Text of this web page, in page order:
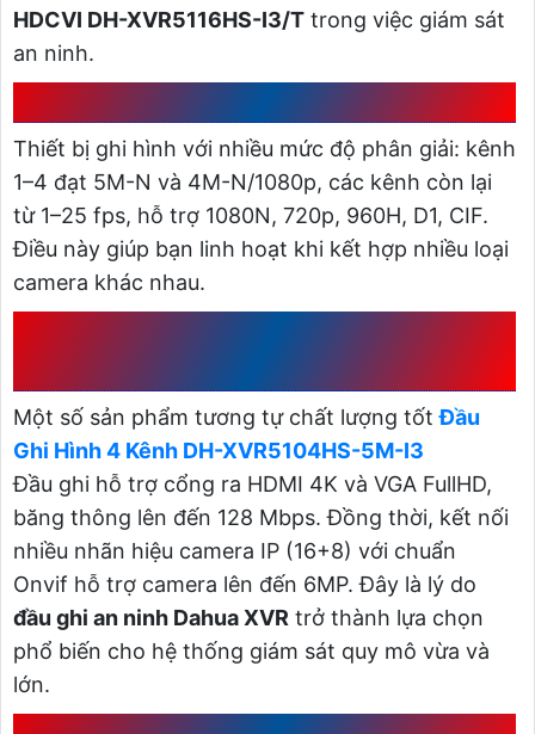
HDCVI DH-XVR5116HS-I3/T trong việc giám sát
an ninh.
Thiết bị ghi hình với nhiều mức độ phân giải: kênh
1–4 đạt 5M-N và 4M-N/1080p, các kênh còn lại
từ 1–25 fps, hỗ trợ 1080N, 720p, 960H, D1, CIF.
Điều này giúp bạn linh hoạt khi kết hợp nhiều loại
camera khác nhau.
Một số sản phẩm tương tự chất lượng tốtĐầu
Ghi Hình 4 Kênh DH-XVR5104HS-5M-I3
Đầu ghi hỗ trợ cổng ra HDMI 4K và VGA FullHD,
băng thông lên đến 128 Mbps. Đồng thời, kết nối
nhiều nhãn hiệu camera IP (16+8) với chuẩn
Onvif hỗ trợ camera lên đến 6MP. Đây là lý do
đầu ghi an ninh Dahua XVR trở thành lựa chọn
phổ biến cho hệ thống giám sát quy mô vừa và
lớn.